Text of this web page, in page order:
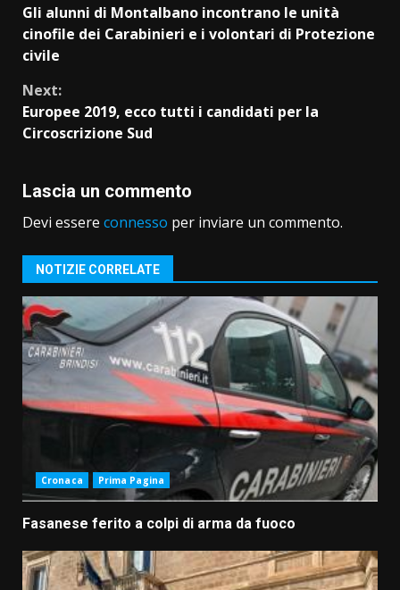
Reading
Gli alunni di Montalbano incontrano le unità
cinofile dei Carabinieri e i volontari di Protezione
civile
Next:
Europee 2019, ecco tutti i candidati per la
Circoscrizione Sud
Lascia un commento
Devi essere connesso per inviare un commento.
NOTIZIE CORRELATE
Cronaca Prima Pagina
Fasanese ferito a colpi di arma da fuoco